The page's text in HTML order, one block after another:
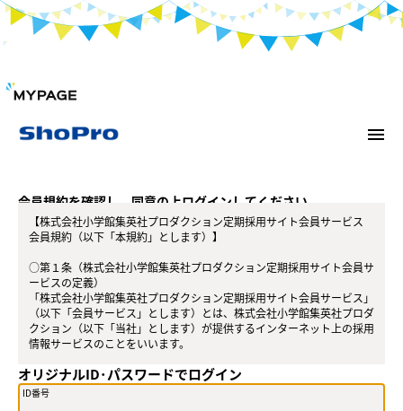
menu
会員規約を確認し、同意の上ログインしてください。
【株式会社小学館集英社プロダクション定期採用サイト会員サービス
会員規約（以下「本規約」とします）】
○第１条（株式会社小学館集英社プロダクション定期採用サイト会員サ
ービスの定義）
「株式会社小学館集英社プロダクション定期採用サイト会員サービス」
（以下「会員サービス」とします）とは、株式会社小学館集英社プロダ
クション（以下「当社」とします）が提供するインターネット上の採用
情報サービスのことをいいます。
○第２条（会員）
（１）会員とは、当社が定める方法によって会員サービスに登録を申し
オリジナルID･パスワードでログイン
ID番号